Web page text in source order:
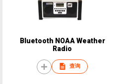
Bluetooth NOAA Weather
Radio
查询